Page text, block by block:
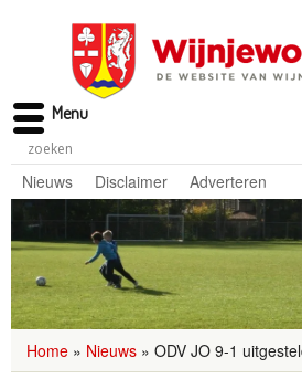
Nieuws Disclaimer Adverteren
Home » Nieuws » ODV JO 9-1
Menu